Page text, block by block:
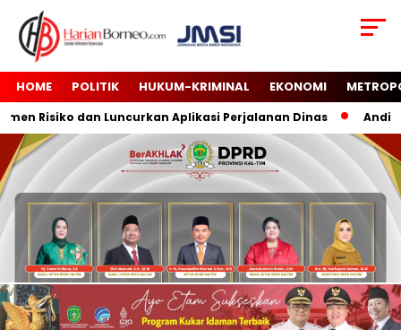
HOME POLITIK HUKUM-KRIMINAL EKONOMI
Risiko dan Luncurkan Aplikasi Perjalanan Dinas Andi